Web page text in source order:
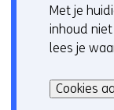
C
o
o
i
Met je
inhoud
lees je
kan
Cookies